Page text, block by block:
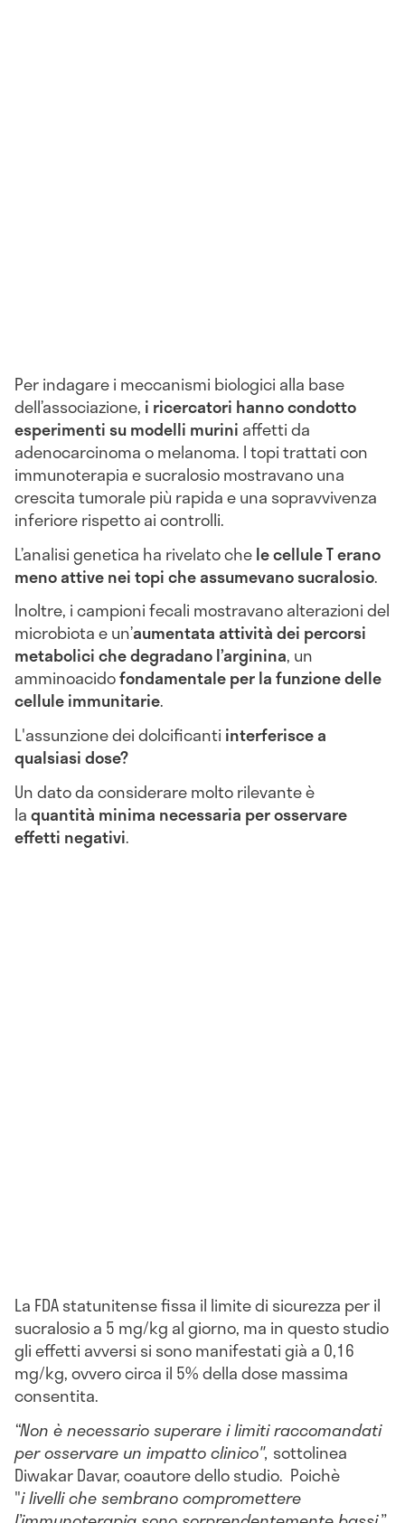
Per indagare i meccanismi biologici alla base
dell’associazione, i ricercatori hanno condotto
esperimenti su modelli murini affetti da
adenocarcinoma o melanoma. I topi trattati con
immunoterapia e sucralosio mostravano una
crescita tumorale più rapida e una sopravvivenza
inferiore rispetto ai controlli.
L’analisi genetica ha rivelato chele cellule T erano
meno attive nei topi che assumevano sucralosio.
Inoltre, i campioni fecali mostravano alterazioni del
microbiota e un’aumentata attività dei percorsi
metabolici che degradano l’arginina, un
amminoacidofondamentale per la funzione delle
cellule immunitarie.
L'assunzione dei dolcificanti interferisce a
qualsiasi dose?
Un dato da considerare molto rilevante è
laquantità minima necessaria per osservare
effetti negativi.
La FDA statunitense fissa il limite di sicurezza per il
sucralosio a 5 mg/kg al giorno, ma in questo studio
gli effetti avversi si sono manifestati già a 0,16
mg/kg, ovvero circa il 5% della dose massima
consentita.
“Non è necessario superare i limiti raccomandati
per osservare un impatto clinico", sottolinea
Diwakar Davar, coautore dello studio. Poichè
"ilivelli che sembrano compromettere